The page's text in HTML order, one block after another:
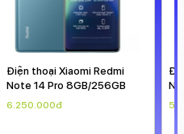
Điện thoại Xiaomi Redmi
Note 15 6GB/128GB ( giá
theo ngày )
5.490.000đ